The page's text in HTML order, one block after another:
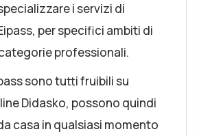
i servizi di
per specifici ambiti di
professionali.
sono tutti fruibili su
Didasko, possono quindi
casa in qualsiasi momento